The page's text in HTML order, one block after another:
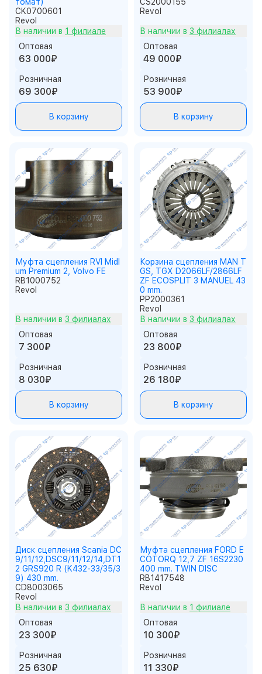
CK0700601
Revol
В наличии в 1 филиале
Оптовая
63 000₽
Розничная
69 300₽
В корзину
Revol
В наличии в 3 филиалах
Оптовая
49 000₽
Розничная
53 900₽
В корзину
Муфта сцепления RVI Midl
um Premium 2, Volvo FE
RB1000752
Revol
В наличии в 3 филиалах
Оптовая
7 300₽
Розничная
8 030₽
В корзину
Корзина сцепления MAN T
GS, TGX D2066LF/2866LF
ZF ECOSPLIT 3 MANUEL 43
0 mm.
PP2000361
Revol
В наличии в 3 филиалах
Оптовая
23 800₽
Розничная
26 180₽
В корзину
Диск сцепления Scania DC
9/11/12,DSC9/11/12/14,DT1
2 GRS920 R (K432-33/35/3
9) 430 mm.
CD8003065
Revol
В наличии в 3 филиалах
Оптовая
23 300₽
Розничная
25 630₽
Муфта сцепления FORD E
COTORQ 12,7 ZF 16S2230
400 mm. TWIN DISC
RB1417548
Revol
В наличии в 1 филиале
Оптовая
10 300₽
Розничная
11 330₽